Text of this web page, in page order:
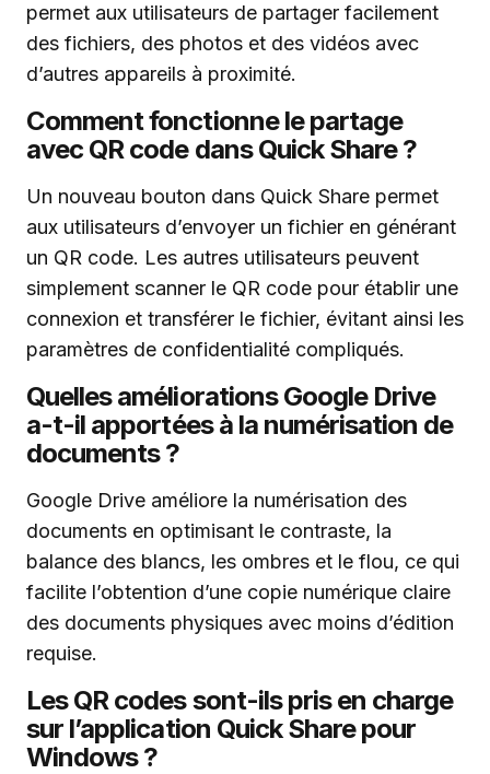
permet aux utilisateurs de partager facilement
des fichiers, des photos et des vidéos avec
d’autres appareils à proximité.
Comment fonctionne le partage
avec QR code dans Quick Share ?
Un nouveau bouton dans Quick Share permet
aux utilisateurs d’envoyer un fichier en générant
un QR code. Les autres utilisateurs peuvent
simplement scanner le QR code pour établir une
connexion et transférer le fichier, évitant ainsi les
paramètres de confidentialité compliqués.
Quelles améliorations Google Drive
a-t-il apportées à la numérisation de
documents ?
Google Drive améliore la numérisation des
documents en optimisant le contraste, la
balance des blancs, les ombres et le flou, ce qui
facilite l’obtention d’une copie numérique claire
des documents physiques avec moins d’édition
requise.
Les QR codes sont-ils pris en charge
sur l’application Quick Share pour
Windows ?